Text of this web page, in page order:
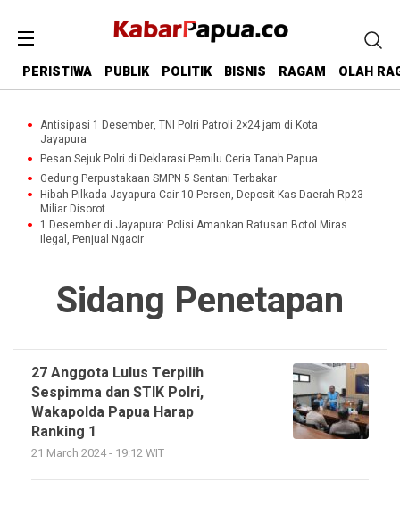
PERISTIWA PUBLIK POLITIK BISNIS RAGAM OLAH
Antisipasi 1 Desember, TNI Polri Patroli 2×24 jam di Kota
Jayapura
Pesan Sejuk Polri di Deklarasi Pemilu Ceria Tanah Papua
Gedung Perpustakaan SMPN 5 Sentani Terbakar
Hibah Pilkada Jayapura Cair 10 Persen, Deposit Kas Daerah Rp23
Miliar Disorot
1 Desember di Jayapura: Polisi Amankan Ratusan Botol Miras
Ilegal, Penjual Ngacir
Sidang Penetapan
27 Anggota Lulus Terpilih
Sespimma dan STIK Polri,
Wakapolda Papua Harap
Ranking 1
21 March 2024 - 19:12 WIT